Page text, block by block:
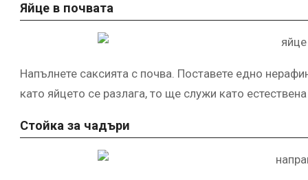
Яйце в почвата
Напълнете саксията с почва. Поставете едно
като яйцето се разлага, то ще служи като
Стойка за чадъри